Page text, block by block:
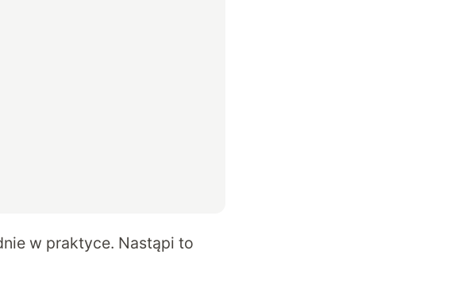
w praktyce. Nastąpi to